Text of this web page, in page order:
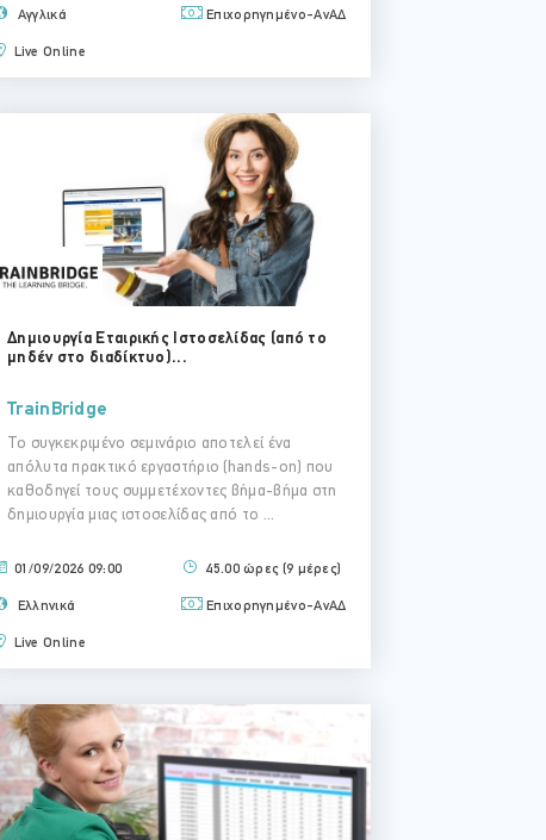
Αγγλικά Επιχορηγημένο-ΑνΑΔ
Live Online
Δημιουργία Εταιρικής Ιστοσελίδας (από το
μηδέν στο διαδίκτυο)...
TrainBridge
Το συγκεκριμένο σεμινάριο αποτελεί ένα
απόλυτα πρακτικό εργαστήριο (hands-on) που
καθοδηγεί τους συμμετέχοντες βήμα-βήμα στη
δημιουργία μιας ιστοσελίδας από το ...
01/09/2026 09:00 45.00 ώρες (9 μέρες)
Ελληνικά Επιχορηγημένο-ΑνΑΔ
Live Online